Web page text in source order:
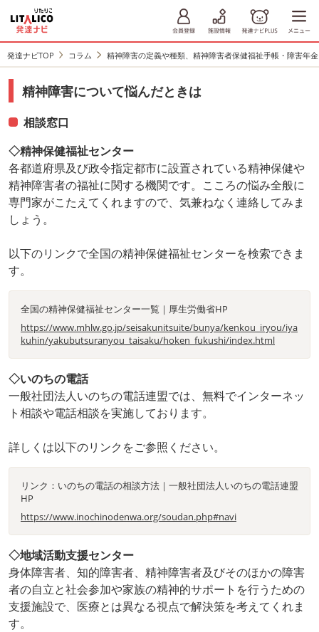
発達ナビTOP コラム 精神障害の定義や種類、精神障害者保健福祉手帳・障害年
精神障害について悩んだときは
相談窓口
◇精神保健福祉センター
各都道府県及び政令指定都市に設置されている精神保健や
精神障害者の福祉に関する機関です。こころの悩み全般に
専門家がこたえてくれますので、気兼ねなく連絡してみま
しょう。
以下のリンクで全国の精神保健福祉センターを検索できま
す。
全国の精神保健福祉センター一覧｜厚生労働省HP
https://www.mhlw.go.jp/seisakunitsuite/bunya/kenkou_iryou/iya
kuhin/yakubutsuranyou_taisaku/hoken_fukushi/index.html
◇いのちの電話
一般社団法人いのちの電話連盟では、無料でインターネッ
ト相談や電話相談を実施しております。
詳しくは以下のリンクをご参照ください。
リンク：いのちの電話の相談方法｜一般社団法人いのちの電話連盟
HP
https://www.inochinodenwa.org/soudan.php#navi
◇地域活動支援センター
身体障害者、知的障害者、精神障害者及びそのほかの障害
者の自立と社会参加や家族の精神的サポートを行うための
支援施設で、医療とは異なる視点で解決策を考えてくれま
す。